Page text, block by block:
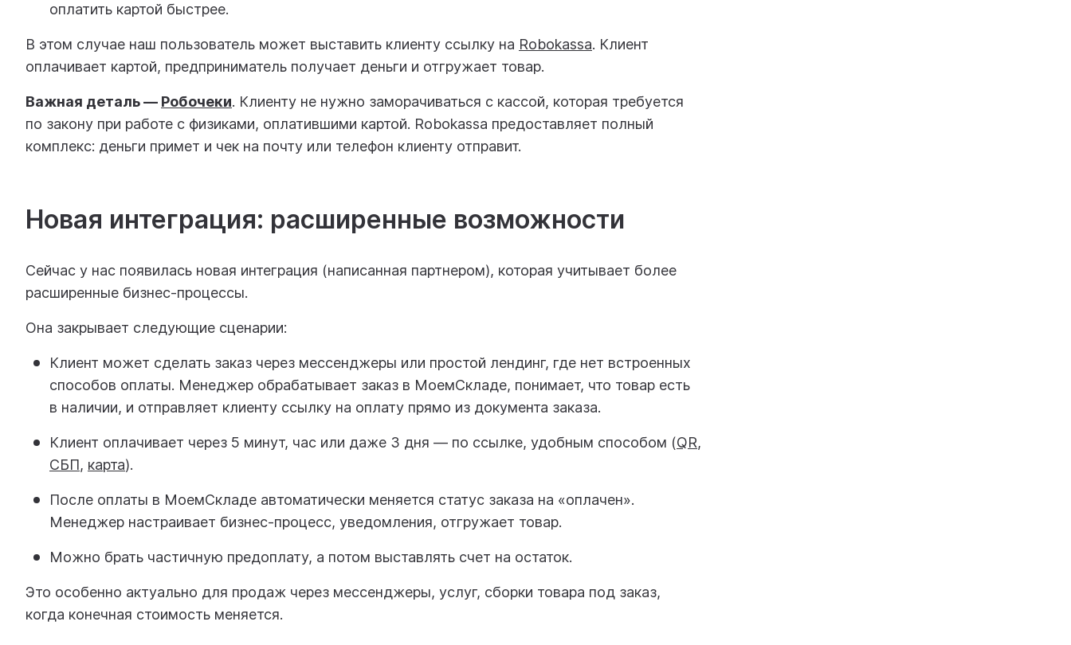
оплатить картой быстрее.
В этом случае наш пользователь может выставить клиенту ссылку на Robokassa. Клиент
оплачивает картой, предприниматель получает деньги и отгружает товар.
Важная деталь — Робочеки. Клиенту не нужно заморачиваться с кассой, которая требуется
по закону при работе с физиками, оплатившими картой. Robokassa предоставляет полный
комплекс: деньги примет и чек на почту или телефон клиенту отправит.
Новая интеграция: расширенные возможности
Сейчас у нас появилась новая интеграция (написанная партнером), которая учитывает более
расширенные бизнес-процессы.
Она закрывает следующие сценарии:
Клиент может сделать заказ через мессенджеры или простой лендинг, где нет встроенных
способов оплаты. Менеджер обрабатывает заказ в МоемСкладе, понимает, что товар есть
в наличии, и отправляет клиенту ссылку на оплату прямо из документа заказа.
Клиент оплачивает через 5 минут, час или даже 3 дня — по ссылке, удобным способом (QR,
СБП, карта).
После оплаты в МоемСкладе автоматически меняется статус заказа на «оплачен».
Менеджер настраивает бизнес-процесс, уведомления, отгружает товар.
Можно брать частичную предоплату, а потом выставлять счет на остаток.
Это особенно актуально для продаж через мессенджеры, услуг, сборки товара под заказ,
когда конечная стоимость меняется.